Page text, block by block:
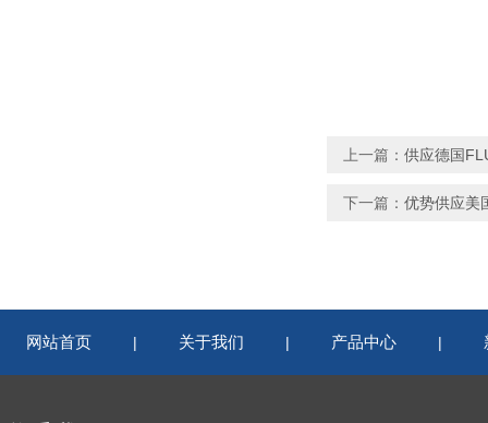
上一篇： 供应德国
下一篇： 优势供应美
网站首页 | 关于我们 | 产品中心 |